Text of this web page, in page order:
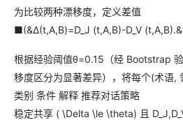
为比较两种漂移度，定义差值
■(&Δ(t,A,B)=D_J (t,A,B)-D_V
根据经验阈值θ=0.15（经 Bootstrap
移度区分为显著差异），将每个(术语,
类别 条件 解释 推荐对话策略
稳定共享 ( \Delta \le \theta) 且